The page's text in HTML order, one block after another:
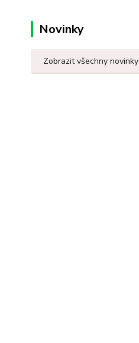
Novinky
Zobrazit všechny novinky